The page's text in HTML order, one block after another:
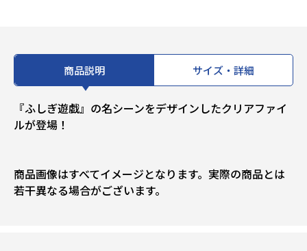
商品説明 サイズ・詳細
『ふしぎ遊戯』の名シーンをデザインしたクリアファイ
ルが登場！
商品画像はすべてイメージとなります。実際の商品とは
若干異なる場合がございます。